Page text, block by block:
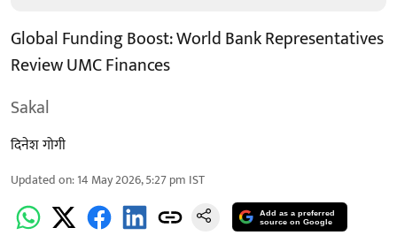
Global Funding Boost: World Bank Representatives
Review UMC Finances
Sakal
दिनेश गोगी
Updated on:14 May 2026, 5:27 pm IST
Add as a preferred
source on Google